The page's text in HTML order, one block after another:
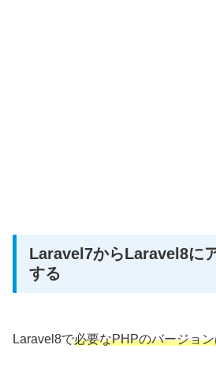
Laravel7からLaravel8に
する
Laravel8で必要なPHPのバージョ